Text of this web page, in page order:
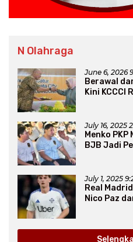
N Olahraga
June 6, 2026
Berawal
Kini KCCCI
July 16, 2025
Menko
BJB Jadi
July 1, 2025
Real
Nico Paz